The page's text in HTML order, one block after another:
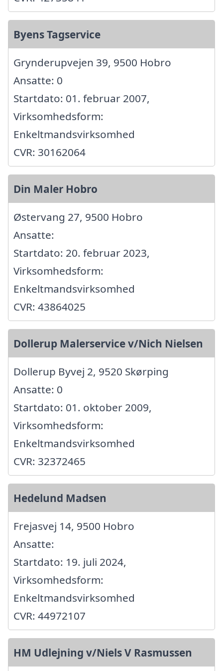
Byens Tagservice
Grynderupvejen 39, 9500 Hobro
Ansatte: 0
Startdato: 01. februar 2007,
Virksomhedsform:
Enkeltmandsvirksomhed
CVR: 30162064
Din Maler Hobro
Østervang 27, 9500 Hobro
Ansatte:
Startdato: 20. februar 2023,
Virksomhedsform:
Enkeltmandsvirksomhed
CVR: 43864025
Dollerup Malerservice v/Nich Nielsen
Dollerup Byvej 2, 9520 Skørping
Ansatte: 0
Startdato: 01. oktober 2009,
Virksomhedsform:
Enkeltmandsvirksomhed
CVR: 32372465
Hedelund Madsen
Frejasvej 14, 9500 Hobro
Ansatte:
Startdato: 19. juli 2024,
Virksomhedsform:
Enkeltmandsvirksomhed
CVR: 44972107
HM Udlejning v/Niels V Rasmussen